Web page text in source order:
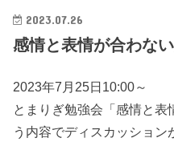
2023.07.26
感情と表情が合わな
2023年7月25日10:00～
とまりぎ勉強会「感情と表
う内容でディスカッション